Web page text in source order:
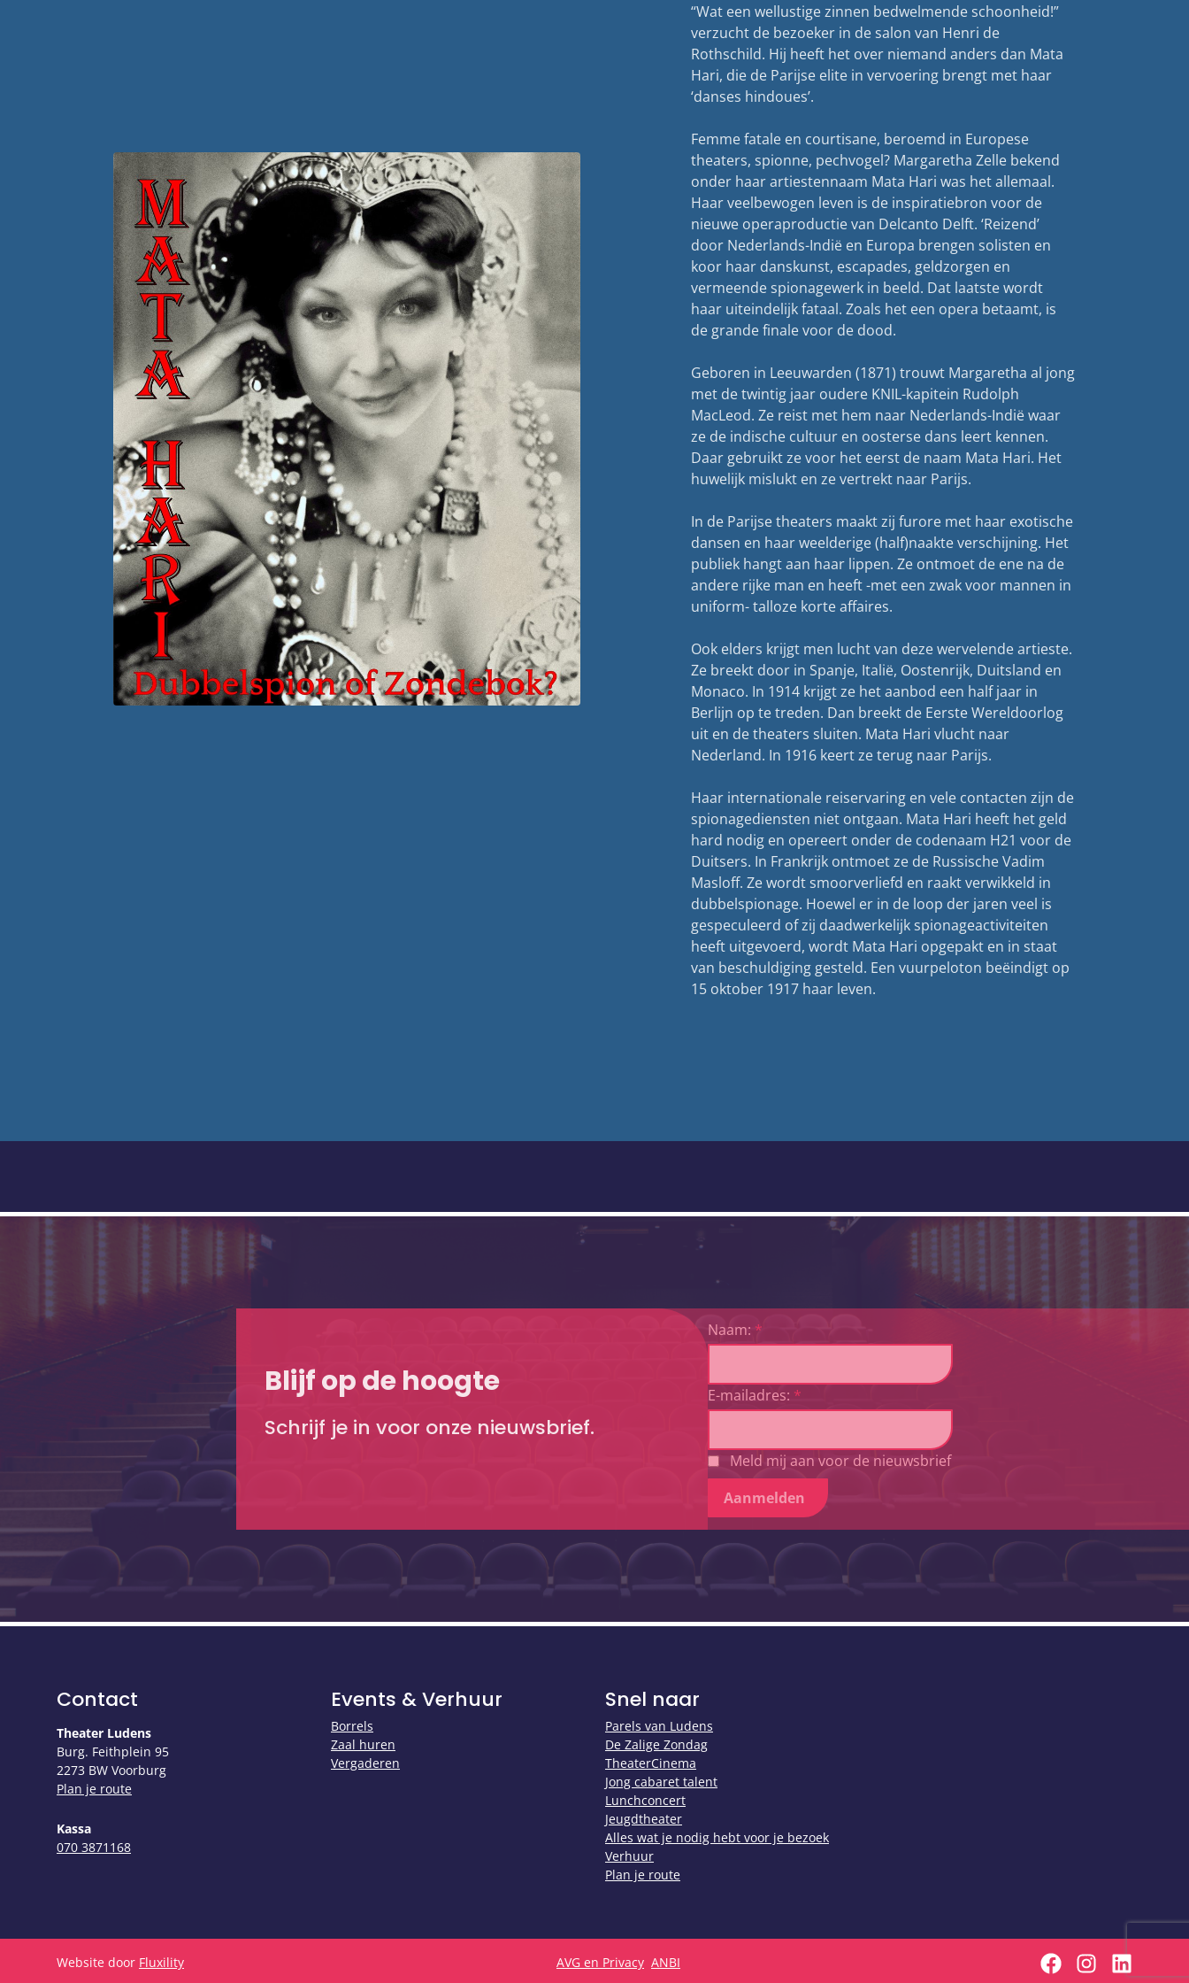
“Wat een wellustige zinnen bedwelmende schoonheid!”
verzucht de bezoeker in de salon van Henri de
Rothschild. Hij heeft het over niemand anders dan Mata
Hari, die de Parijse elite in vervoering brengt met haar
‘danses hindoues’.
Femme fatale en courtisane, beroemd in Europese
theaters, spionne, pechvogel? Margaretha Zelle bekend
onder haar artiestennaam Mata Hari was het allemaal.
Haar veelbewogen leven is de inspiratiebron voor de
nieuwe operaproductie van Delcanto Delft. ‘Reizend’
door Nederlands-Indië en Europa brengen solisten en
koor haar danskunst, escapades, geldzorgen en
vermeende spionagewerk in beeld. Dat laatste wordt
haar uiteindelijk fataal. Zoals het een opera betaamt, is
de grande finale voor de dood.
Geboren in Leeuwarden (1871) trouwt Margaretha al jong
met de twintig jaar oudere KNIL-kapitein Rudolph
MacLeod. Ze reist met hem naar Nederlands-Indië waar
ze de indische cultuur en oosterse dans leert kennen.
Daar gebruikt ze voor het eerst de naam Mata Hari. Het
huwelijk mislukt en ze vertrekt naar Parijs.
In de Parijse theaters maakt zij furore met haar exotische
dansen en haar weelderige (half)naakte verschijning. Het
publiek hangt aan haar lippen. Ze ontmoet de ene na de
andere rijke man en heeft -met een zwak voor mannen in
uniform- talloze korte affaires.
Ook elders krijgt men lucht van deze wervelende artieste.
Ze breekt door in Spanje, Italië, Oostenrijk, Duitsland en
Monaco. In 1914 krijgt ze het aanbod een half jaar in
Berlijn op te treden. Dan breekt de Eerste Wereldoorlog
uit en de theaters sluiten. Mata Hari vlucht naar
Nederland. In 1916 keert ze terug naar Parijs.
Haar internationale reiservaring en vele contacten zijn de
spionagediensten niet ontgaan. Mata Hari heeft het geld
hard nodig en opereert onder de codenaam H21 voor de
Duitsers. In Frankrijk ontmoet ze de Russische Vadim
Masloff. Ze wordt smoorverliefd en raakt verwikkeld in
dubbelspionage. Hoewel er in de loop der jaren veel is
gespeculeerd of zij daadwerkelijk spionageactiviteiten
heeft uitgevoerd, wordt Mata Hari opgepakt en in staat
van beschuldiging gesteld. Een vuurpeloton beëindigt op
15 oktober 1917 haar leven.
Blijf op de hoogte
Schrijf je in voor onze nieuwsbrief.
Naam: *
E-mailadres: *
Meld mij aan voor de nieuwsbrief
Aanmelden
Contact
Theater Ludens
Burg. Feithplein 95
2273 BW Voorburg
Plan je route
Kassa
​​​​​​​070 3871168
Events & Verhuur
Borrels
Zaal huren
Vergaderen
Snel naar
Parels van Ludens
De Zalige Zondag
TheaterCinema
Jong cabaret talent
Lunchconcert
Jeugdtheater
Alles wat je nodig hebt voor je bezoek
Verhuur
Plan je route
Website door Fluxility AVG en Privacy ANBI